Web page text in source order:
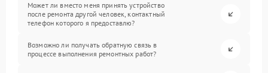
Может ли вместо меня принять устройство
после ремонта другой человек, контактный
телефон которого я предоставлю?
Возможно ли получать обратную связь в
процессе выполнения ремонтных работ?